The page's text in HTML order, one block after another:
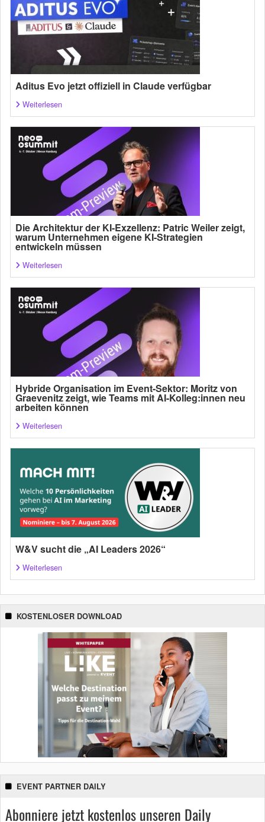
Aditus Evo jetzt offiziell in Claude verfügbar
Weiterlesen
Die Architektur der KI-Exzellenz: Patric Weiler zeigt,
warum Unternehmen eigene KI-Strategien
entwickeln müssen
Weiterlesen
Hybride Organisation im Event-Sektor: Moritz von
Graevenitz zeigt, wie Teams mit AI-Kolleg:innen neu
arbeiten können
Weiterlesen
W&V sucht die „AI Leaders 2026“
Weiterlesen
KOSTENLOSER DOWNLOAD
EVENT PARTNER DAILY
Abonniere jetzt kostenlos unseren Daily